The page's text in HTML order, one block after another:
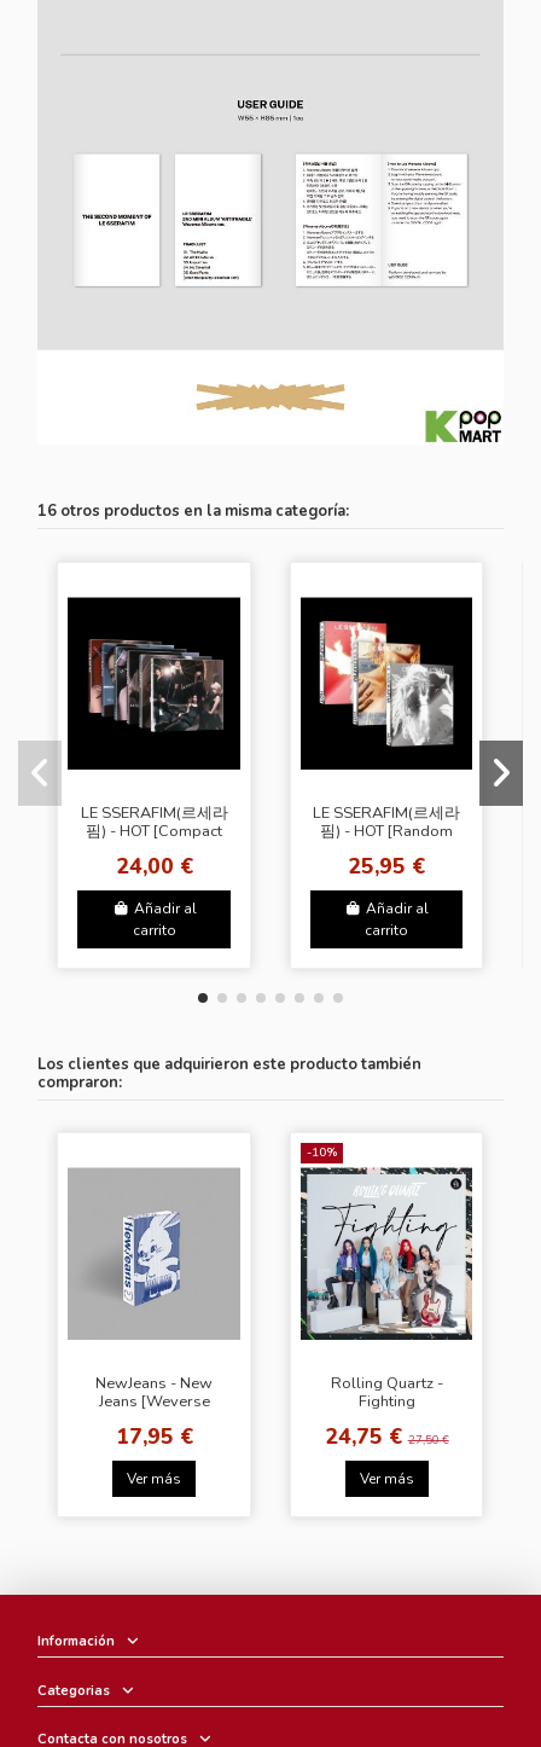
16 otros productos en la misma categoría:
LE SSERAFIM(르세라
핌) - HOT [Compact
Cover] + SW
24,00 €
Añadir al
carrito
LE SSERAFIM(르세라
핌) - HOT [Random
25,95 €
Añadir al
carrito
Los clientes que adquirieron este producto también
compraron:
NewJeans - New
Jeans [Weverse
17,95 €
Ver más
-10%
Rolling Quartz -
Fighting
24,75 €27,50 €
Ver más
Información
Categorias
Contacta con nosotros